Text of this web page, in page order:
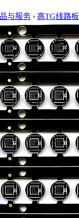
与服务 › 高TG线路板